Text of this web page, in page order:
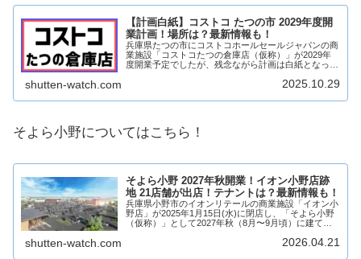
【計画白紙】コストコ たつの市 2029年度開
業計画！場所は？最新情報も！
兵庫県たつの市にコストコホールセールジャパンの商
業施設「コストコたつの倉庫店（仮称）」が2029年
度開業予定でしたが、残念ながら計画は白紙となって
＋＋＋＋＋＋＋＋＋＋＋＋＋＋＋＋＋＋＋＋以下の...
shutten-watch.com 2025.10.29
そよら小野についてはこちら！
そよら小野 2027年秋開業！イオン小野店跡
地 21店舗が出店！テナントは？最新情報も！
兵庫県小野市のイオンリテールの商業施設「イオン小
野店」が2025年1月15日(水)に閉店し、「そよら小野
（仮称）」として2027年秋（8月〜9月頃）に建て替
場を囲むように配置される地上1～2階...
shutten-watch.com 2026.04.21